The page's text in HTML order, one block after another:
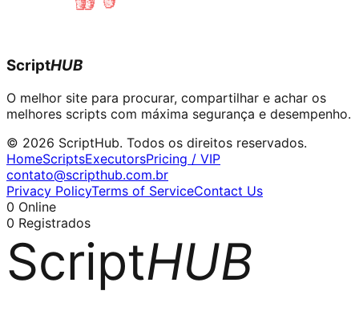
ScriptHUB
O melhor site para procurar, compartilhar e achar os
melhores scripts com máxima segurança e desempenho.
© 2026 ScriptHub. Todos os direitos reservados.
HomeScriptsExecutorsPricing / VIP
contato@scripthub.com.br
Privacy PolicyTerms of ServiceContact Us
0 Online
0 Registrados
ScriptHUB